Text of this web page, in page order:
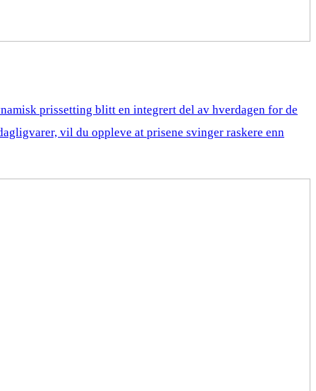
prissetting blitt en integrert del av hverdagen for de
vil du oppleve at prisene svinger raskere enn